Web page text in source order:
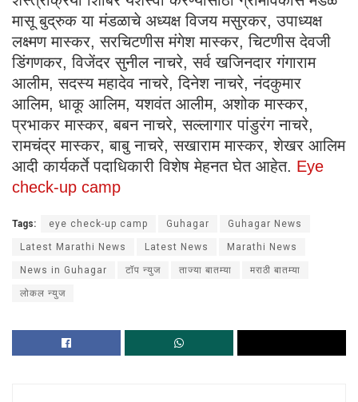
मासू बुद्रुक या मंडळाचे अध्यक्ष विजय मसुरकर, उपाध्यक्ष
लक्ष्मण मास्कर, सरचिटणीस मंगेश मास्कर, चिटणीस देवजी
डिंगणकर, विजेंदर सुनील नाचरे, सर्व खजिनदार गंगाराम
आलीम, सदस्य महादेव नाचरे, दिनेश नाचरे, नंदकुमार
आलिम, धाकू आलिम, यशवंत आलीम, अशोक मास्कर,
प्रभाकर मास्कर, बबन नाचरे, सल्लागार पांडुरंग नाचरे,
रामचंद्र मास्कर, बाबु नाचरे, सखाराम मास्कर, शेखर आलिम
आदी कार्यकर्ते पदाधिकारी विशेष मेहनत घेत आहेत. Eye
check-up camp
Tags: eye check-up camp Guhagar Guhagar News
Latest Marathi News Latest News Marathi News
News in Guhagar टॉप न्युज ताज्या बातम्या मराठी बातम्या
लोकल न्युज